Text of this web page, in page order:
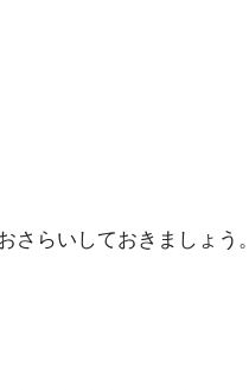
さらいしておきましょう。